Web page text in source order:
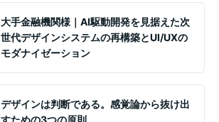
大手金融機関様｜AI駆動開発を見据えた次
世代デザインシステムの再構築とUI/UXの
モダナイゼーション
デザインは判断である。感覚論から抜け出